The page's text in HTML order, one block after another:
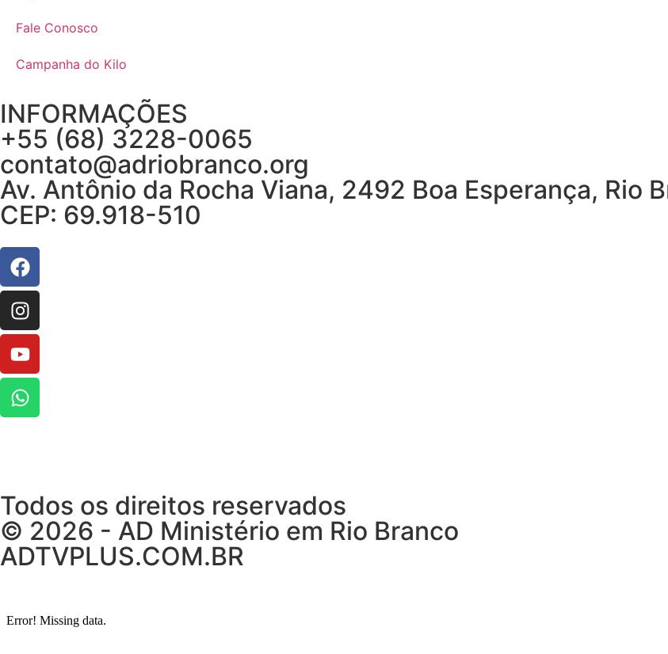
Fale Conosco
Campanha do Kilo
INFORMAÇÕES
+55 (68) 3228-0065
contato@adriobranco.org
Av. Antônio da Rocha Viana, 2492 Boa Esperança, Rio
CEP: 69.918-510
Todos os direitos reservados
© 2026 - AD Ministério em Rio Branco
ADTVPLUS.COM.BR